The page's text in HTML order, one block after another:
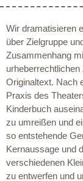
Wir dramatisieren
über Zielgruppe
Zusammenhang
Originaltext. Nach
Praxis des
Kinderbuch
zu umreißen und
so entstehende
Kernaussage und
verschiedenen
zu entwerfen und